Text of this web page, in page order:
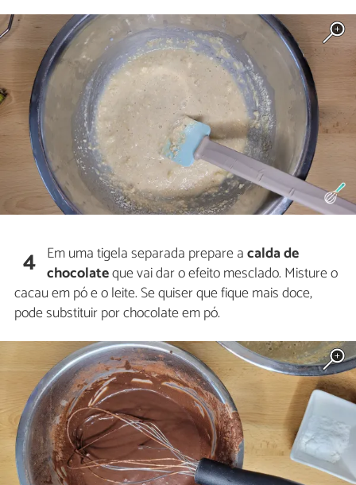
4 Em uma tigela separada prepare acalda de
chocolateque vai dar o efeito mesclado. Misture o
cacau em pó e o leite. Se quiser que fique mais doce,
pode substituir por chocolate em pó.